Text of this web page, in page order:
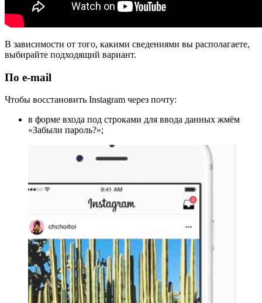
В зависимости от того, какими сведениями вы располагаете,
выбирайте подходящий вариант.
По e-mail
Чтобы восстановить Instagram через почту:
в форме входа под строками для ввода данных жмём
«Забыли пароль?»;